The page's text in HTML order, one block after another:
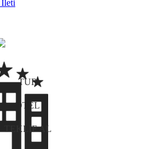
TUR
OTEL
TEKLIF AL